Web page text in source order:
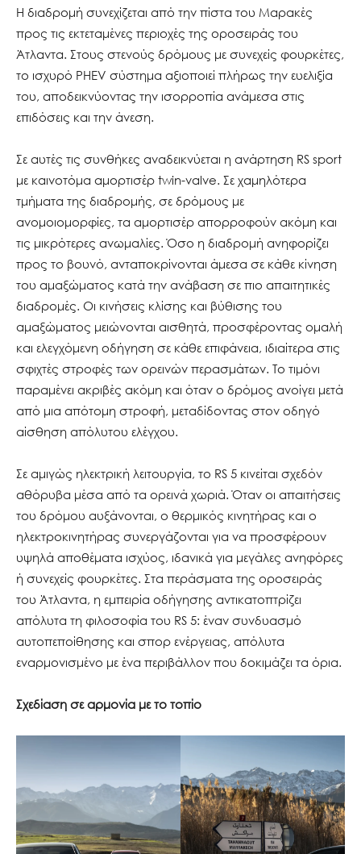
Η διαδρομή συνεχίζεται από την πίστα του Μαρακές
προς τις εκτεταμένες περιοχές της οροσειράς του
Άτλαντα. Στους στενούς δρόμους με συνεχείς φουρκέτες,
το ισχυρό PHEV σύστημα αξιοποιεί πλήρως την ευελιξία
του, αποδεικνύοντας την ισορροπία ανάμεσα στις
επιδόσεις και την άνεση.
Σε αυτές τις συνθήκες αναδεικνύεται η ανάρτηση RS sport
με καινοτόμα αμορτισέρ twin-valve. Σε χαμηλότερα
τμήματα της διαδρομής, σε δρόμους με
ανομοιομορφίες, τα αμορτισέρ απορροφούν ακόμη και
τις μικρότερες ανωμαλίες. Όσο η διαδρομή ανηφορίζει
προς το βουνό, ανταποκρίνονται άμεσα σε κάθε κίνηση
του αμαξώματος κατά την ανάβαση σε πιο απαιτητικές
διαδρομές. Οι κινήσεις κλίσης και βύθισης του
αμαξώματος μειώνονται αισθητά, προσφέροντας ομαλή
και ελεγχόμενη οδήγηση σε κάθε επιφάνεια, ιδιαίτερα στις
σφιχτές στροφές των ορεινών περασμάτων. Το τιμόνι
παραμένει ακριβές ακόμη και όταν ο δρόμος ανοίγει μετά
από μια απότομη στροφή, μεταδίδοντας στον οδηγό
αίσθηση απόλυτου ελέγχου.
Σε αμιγώς ηλεκτρική λειτουργία, το RS 5 κινείται σχεδόν
αθόρυβα μέσα από τα ορεινά χωριά. Όταν οι απαιτήσεις
του δρόμου αυξάνονται, ο θερμικός κινητήρας και ο
ηλεκτροκινητήρας συνεργάζονται για να προσφέρουν
υψηλά αποθέματα ισχύος, ιδανικά για μεγάλες ανηφόρες
ή συνεχείς φουρκέτες. Στα περάσματα της οροσειράς
του Άτλαντα, η εμπειρία οδήγησης αντικατοπτρίζει
απόλυτα τη φιλοσοφία του RS 5: έναν συνδυασμό
αυτοπεποίθησης και σπορ ενέργειας, απόλυτα
εναρμονισμένο με ένα περιβάλλον που δοκιμάζει τα όρια.
Σχεδίαση σε αρμονία με το τοπίο